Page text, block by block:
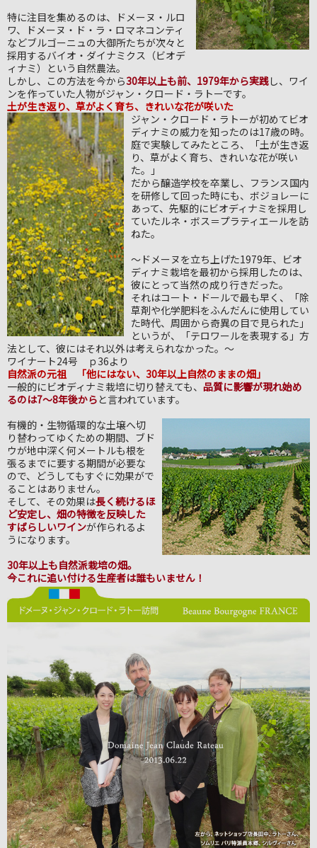
特に注目を集めるのは、ドメーヌ・ルロ
ワ、ドメーヌ・ド・ラ・ロマネコンティ
などブルゴーニュの大御所たちが次々と
採用するバイオ・ダイナミクス（ビオデ
ィナミ）という自然農法。
しかし、この方法を今から30年以上も前、1979年から実践し、ワイ
ンを作っていた人物がジャン・クロード・ラトーです。
土が生き返り、草がよく育ち、きれいな花が咲いた
ジャン・クロード・ラトーが初めてビオ
ディナミの威力を知ったのは17歳の時。
庭で実験してみたところ、「土が生き返
り、草がよく育ち、きれいな花が咲い
た。」
だから醸造学校を卒業し、フランス国内
を研修して回った時にも、ボジョレーに
あって、先駆的にビオディナミを採用し
ていたルネ・ボス＝プラティエールを訪
ねた。
～ドメーヌを立ち上げた1979年、ビオ
ディナミ栽培を最初から採用したのは、
彼にとって当然の成り行きだった。
それはコート・ドールで最も早く、「除
草剤や化学肥料をふんだんに使用してい
た時代、周囲から奇異の目で見られた」
というが、「テロワールを表現する」方
法として、彼にはそれ以外は考えられなかった。～
ワイナート24号 ｐ36より
自然派の元祖 「他にはない、30年以上自然のままの畑」
一般的にビオディナミ栽培に切り替えても、 品質に影響が現れ始め
るのは7～8年後から と言われています。
有機的・生物循環的な土壌へ切
り替わってゆくための期間、ブド
ウが地中深く何メートルも根を
張るまでに要する期間が必要な
ので、どうしてもすぐに効果がで
ることはありません。
そして、その効果は長く続けるほ
ど安定し、畑の特徴を反映した
すばらしいワインが作られるよ
うになります。
30年以上も自然派栽培の畑。
今これに追い付ける生産者は誰もいません！